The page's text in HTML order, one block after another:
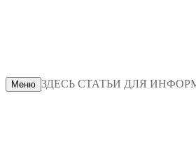
Меню ЗДЕСЬ СТАТЬИ ДЛЯ